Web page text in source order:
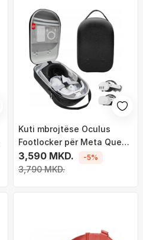
Kuti mbrojtëse Oculus
Footlocker për Meta Quest
3 3S, për ruajtje dhe
transport, e zezë
3,590 MKD.
3,790 MKD.
-5%